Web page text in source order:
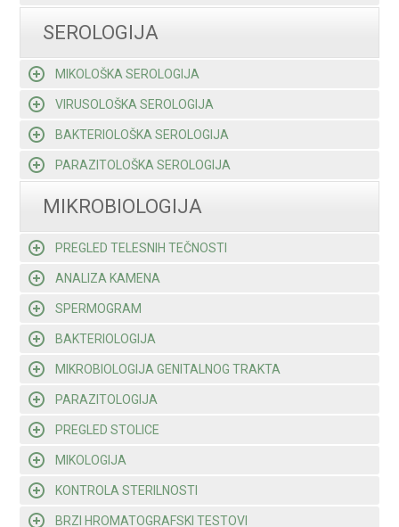
SEROLOGIJA
MIKOLOŠKA SEROLOGIJA
VIRUSOLOŠKA SEROLOGIJA
BAKTERIOLOŠKA SEROLOGIJA
PARAZITOLOŠKA SEROLOGIJA
MIKROBIOLOGIJA
PREGLED TELESNIH TEČNOSTI
ANALIZA KAMENA
SPERMOGRAM
BAKTERIOLOGIJA
MIKROBIOLOGIJA GENITALNOG TRAKTA
PARAZITOLOGIJA
PREGLED STOLICE
MIKOLOGIJA
KONTROLA STERILNOSTI
BRZI HROMATOGRAFSKI TESTOVI